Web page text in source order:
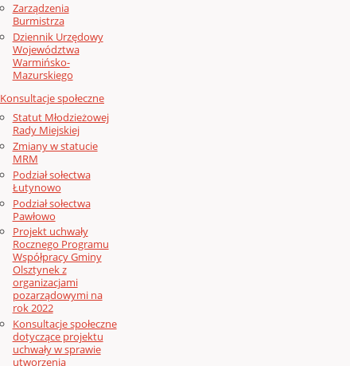
Zarządzenia
Burmistrza
Dziennik Urzędowy
Województwa
Warmińsko-
Mazurskiego
Konsultacje społeczne
Statut Młodzieżowej
Rady Miejskiej
Zmiany w statucie
MRM
Podział sołectwa
Łutynowo
Podział sołectwa
Pawłowo
Projekt uchwały
Rocznego Programu
Współpracy Gminy
Olsztynek z
organizacjami
pozarządowymi na
rok 2022
Konsultacje społeczne
dotyczące projektu
uchwały w sprawie
utworzenia